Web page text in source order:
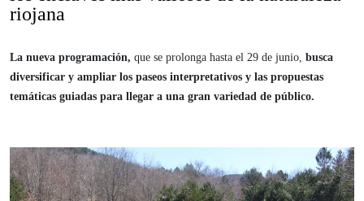
riojana
La nueva programación, que se prolonga hasta el 29 de junio, busca
diversificar y ampliar los paseos interpretativos y las propuestas
temáticas guiadas para llegar a una gran variedad de público.